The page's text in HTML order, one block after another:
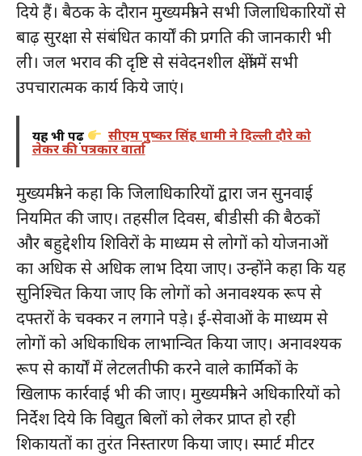
दिये हैं। बैठक के दौरान मुख्यमंत्री ने सभी जिलाधिकारियों से
बाढ़ सुरक्षा से संबंधित कार्यों की प्रगति की जानकारी भी
ली। जल भराव की दृष्टि से संवेदनशील क्षेत्रों में सभी
उपचारात्मक कार्य किये जाएं।
यह भी पढ़ें सीएम पुष्कर सिंह धामी ने दिल्ली दौरे को
लेकर की पत्रकार वार्ता
मुख्यमंत्री ने कहा कि जिलाधिकारियों द्वारा जन सुनवाई
नियमित की जाए। तहसील दिवस, बीडीसी की बैठकों
और बहुद्देशीय शिविरों के माध्यम से लोगों को योजनाओं
का अधिक से अधिक लाभ दिया जाए। उन्होंने कहा कि यह
सुनिश्चित किया जाए कि लोगों को अनावश्यक रूप से
दफ्तरों के चक्कर न लगाने पड़े। ई-सेवाओं के माध्यम से
लोगों को अधिकाधिक लाभान्वित किया जाए। अनावश्यक
रूप से कार्यों में लेटलतीफी करने वाले कार्मिकों के
खिलाफ कार्रवाई भी की जाए। मुख्यमंत्री ने अधिकारियों को
निर्देश दिये कि विद्युत बिलों को लेकर प्राप्त हो रही
शिकायतों का तुरंत निस्तारण किया जाए। स्मार्ट मीटर